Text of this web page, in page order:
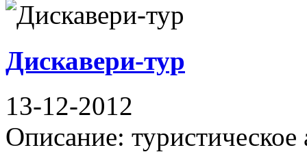
Дискавери-тур
13-12-2012
Описание: туристическое